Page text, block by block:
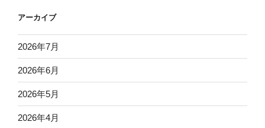
アーカイブ
2026年7月
2026年6月
2026年5月
2026年4月